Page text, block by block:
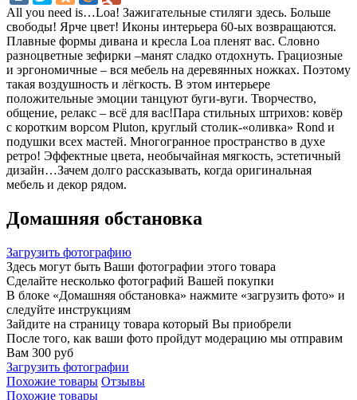
All you need is…Loa! Зажигательные стиляги здесь. Больше
свободы! Ярче цвет! Иконы интерьера 60-ых возвращаются.
Плавные формы дивана и кресла Loa пленят вас. Словно
разноцветные зефирки –манят сладко отдохнуть. Грациозные
и эргономичные – вся мебель на деревянных ножках. Поэтому
такая воздушность и лёгкость. В этом интерьере
положительные эмоции танцуют буги-вуги. Творчество,
общение, релакс – всё для вас!Пара стильных штрихов: ковёр
с коротким ворсом Pluton, круглый столик-«оливка» Rond и
подушки всех мастей. Многогранное пространство в духе
ретро! Эффектные цвета, необычайная мягкость, эстетичный
дизайн…Зачем долго рассказывать, когда оригинальная
мебель и декор рядом.
Домашняя обстановка
Загрузить фотографию
Здесь могут быть Ваши фотографии этого товара
Сделайте несколько фотографий Вашей покупки
В блоке «Домашняя обстановка» нажмите «загрузить фото» и
следуйте инструкциям
Зайдите на страницу товара который Вы приобрели
После того, как ваши фото пройдут модерацию мы отправим
Вам 300 руб
Загрузить фотографии
Похожие товары Отзывы
Похожие товары